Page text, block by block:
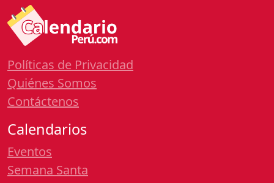
Políticas de Privacidad
Quiénes Somos
Contáctenos
Calendarios
Eventos
Semana Santa